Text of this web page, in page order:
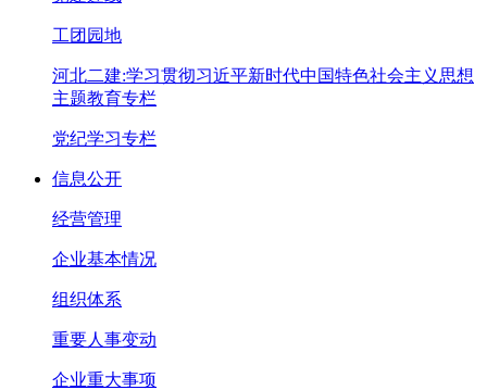
工团园地
河北二建:学习贯彻习近平新时代中国特色社会主义思想
主题教育专栏
党纪学习专栏
信息公开
经营管理
企业基本情况
组织体系
重要人事变动
企业重大事项